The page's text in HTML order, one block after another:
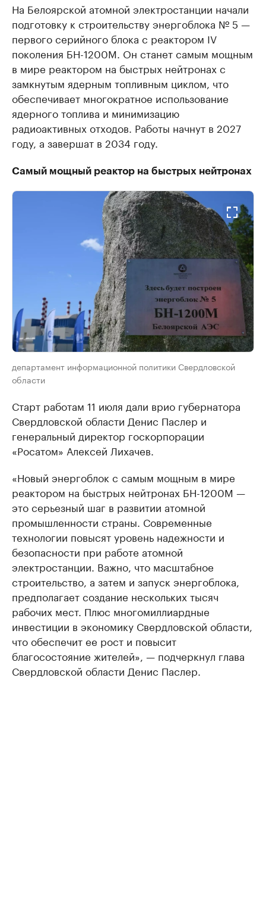
На Белоярской атомной электростанции начали
подготовку к строительству энергоблока № 5 —
первого серийного блока с реактором IV
поколения БН-1200М. Он станет самым мощным
в мире реактором на быстрых нейтронах с
замкнутым ядерным топливным циклом, что
обеспечивает многократное использование
ядерного топлива и минимизацию
радиоактивных отходов. Работы начнут в 2027
году, а завершат в 2034 году.
Самый мощный реактор на быстрых нейтронах
департамент информационной политики Свердловской
области
Старт работам 11 июля дали врио губернатора
Свердловской области Денис Паслер и
генеральный директор госкорпорации
«Росатом» Алексей Лихачев.
«Новый энергоблок с самым мощным в мире
реактором на быстрых нейтронах БН-1200М —
это серьезный шаг в развитии атомной
промышленности страны. Современные
технологии повысят уровень надежности и
безопасности при работе атомной
электростанции. Важно, что масштабное
строительство, а затем и запуск энергоблока,
предполагает создание нескольких тысяч
рабочих мест. Плюс многомиллиардные
инвестиции в экономику Свердловской области,
что обеспечит ее рост и повысит
благосостояние жителей», — подчеркнул глава
Свердловской области Денис Паслер.